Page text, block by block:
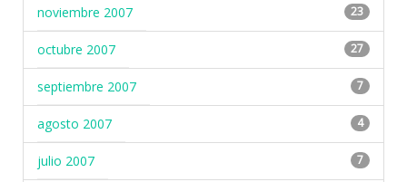
noviembre 2007 23
octubre 2007 27
septiembre 2007 7
agosto 2007 4
julio 2007 7